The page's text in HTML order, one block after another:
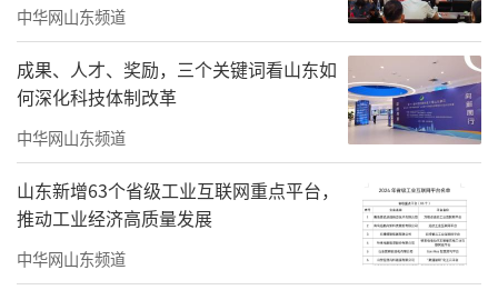
中华网山东频道
成果、人才、奖励，三个关键词看山东如
何深化科技体制改革
中华网山东频道
山东新增63个省级工业互联网重点平台，
推动工业经济高质量发展
中华网山东频道